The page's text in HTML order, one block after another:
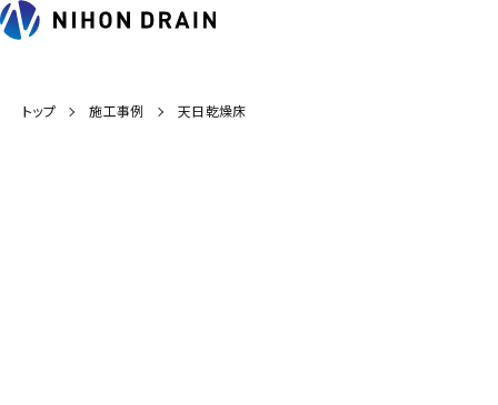
トップ 施工事例 天日乾燥床